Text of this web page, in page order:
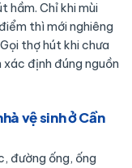
hầm. Chỉ khi mùi
thì mới nghiêng
thợ hút khi chưa
định đúng nguồn
vệ sinh ở Cần
đường ống, ống